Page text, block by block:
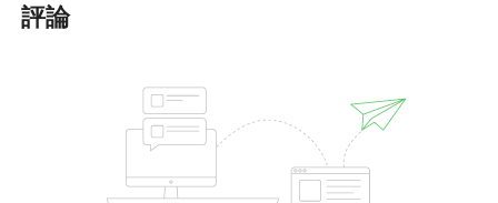
評論